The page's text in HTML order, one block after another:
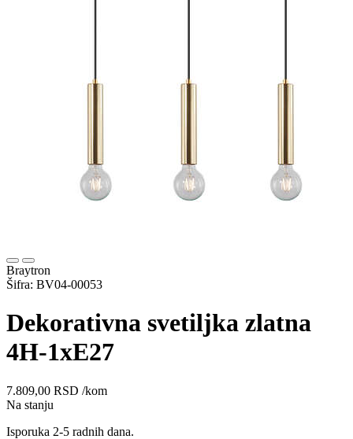
Braytron
Šifra: BV04-00053
Dekorativna svetiljka zlatna
4H-1xE27
7.809,00 RSD /kom
Na stanju
Isporuka 2-5 radnih dana.